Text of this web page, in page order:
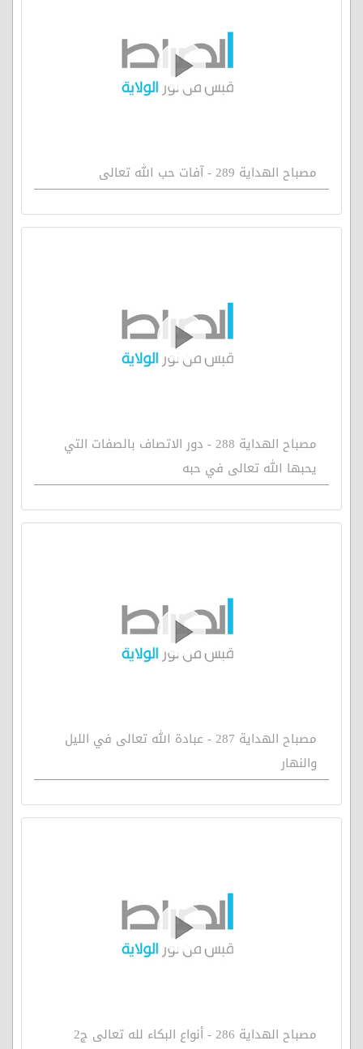
مصباح الهداية 289 - آفات حب الله تعالى
مصباح الهداية 288 - دور الاتصاف بالصفات التي
يحبها الله تعالى في حبه
مصباح الهداية 287 - عبادة الله تعالى في الليل
والنهار
مصباح الهداية 286 - أنواع البكاء لله تعالى ج2